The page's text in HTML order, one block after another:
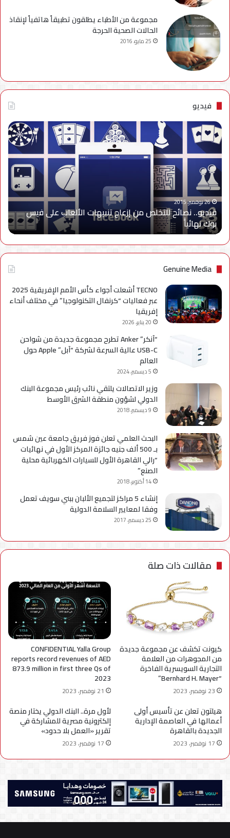
مجموعة من الأطباء يطلقون تطبيقاً هاتفياً لإنقاذ
الحالات الصحية الحرجة
25 مايو، 2016
فيديو
فيديو..
نصائح
للتخلص
من
إزعاج
تنبيهات
الألعاب
على
فيس
بوك
نهائياًَ
26 نوفمبر، 2015
فيديو.. نصائح للتخلص من إزعاج تنبيهات الألعاب على فيس
بوك نهائياًَ
Genuine Media
TECNO أشعلت أجواء كأس الأمم الإفريقية 2025
عبر فعاليات “كرنفال التكنولوجيا” في مختلف أنحاء
إفريقيا
20 يناير، 2026
“آنكر” Anker تطرح مجموعة جديدة من شواحن
USB-C عالية السرعة لشركة “آبل” Apple حول
العالم
5 ديسمبر، 2024
وزير الاتصالات يلتقي نائب رئيس مجموعة البنك
الدولي لشؤون منطقة الشرق الأوسط
9 ديسمبر، 2018
البحث العلمي تعلن فوز فريق جامعة عين شمس
بـ 500 ألف جنيه جائزة المركز الأول في نهائيات
“رالي القاهرة الأول للسيارات الكهربائية محلية
الصنع”
14 أكتوبر، 2018
إنشاء 5 مراكز لتجميع الألبان ببني سويف تعمل
وفقا لمعايير السلامة الدولية
25 ديسمبر، 2017
مقالات ذات صلة
كيونت تكشف عن مجموعة جديدة
من المجوهرات من العلامة
التجارية السويسرية الفاخرة
“Bernhard H. Mayer”
23 نوفمبر، 2023
CONFIDENTIAL Yalla Group
reports record revenues of AED
873.9 million in first three Qs of
2023
21 نوفمبر، 2023
هيلتون تعلن عن تأسيس أولى
أعمالها في العاصمة الإدارية
الجديدة بالقاهرة
17 نوفمبر، 2023
لأول مرة.. البنك الدولي يختار منصة
إلكترونية مصرية للمشاركة في
تقرير «العمل بلا حدود»
17 نوفمبر، 2023